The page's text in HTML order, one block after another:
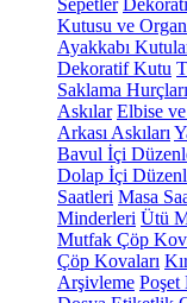
Sepetler
Kutusu ve
Ayakkabı
Dekoratif Kutu
Saklama Hurçları
Askılar Elbise ve
Arkası Askıları
Bavul İçi
Dolap İçi
Saatleri Masa
Minderleri Ütü
Mutfak Çöp
Çöp Kovaları
Arşivleme Poşet